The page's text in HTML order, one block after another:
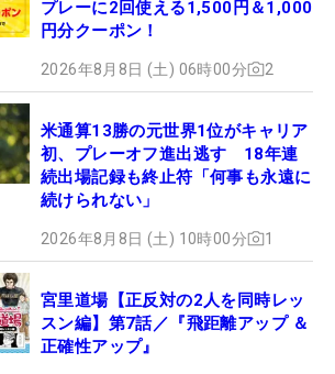
プレーに2回使える1,500円＆1,000
円分クーポン！
2026年8月8日 (土) 06時00分 2
米通算13勝の元世界1位がキャリア
初、プレーオフ進出逃す 18年連
続出場記録も終止符「何事も永遠に
続けられない」
2026年8月8日 (土) 10時00分 1
宮里道場【正反対の2人を同時レッ
スン編】第7話／『飛距離アップ ＆
正確性アップ』